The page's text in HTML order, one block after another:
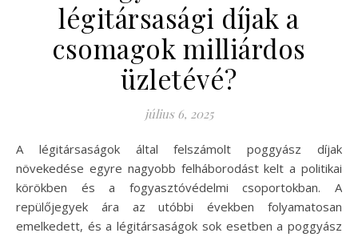
légitársasági díjak a
csomagok milliárdos
üzletévé?
július 6, 2025
A légitársaságok által felszámolt poggyász díjak
növekedése egyre nagyobb felháborodást kelt a politikai
körökben és a fogyasztóvédelmi csoportokban. A
repülőjegyek ára az utóbbi években folyamatosan
emelkedett, és a légitársaságok sok esetben a poggyász